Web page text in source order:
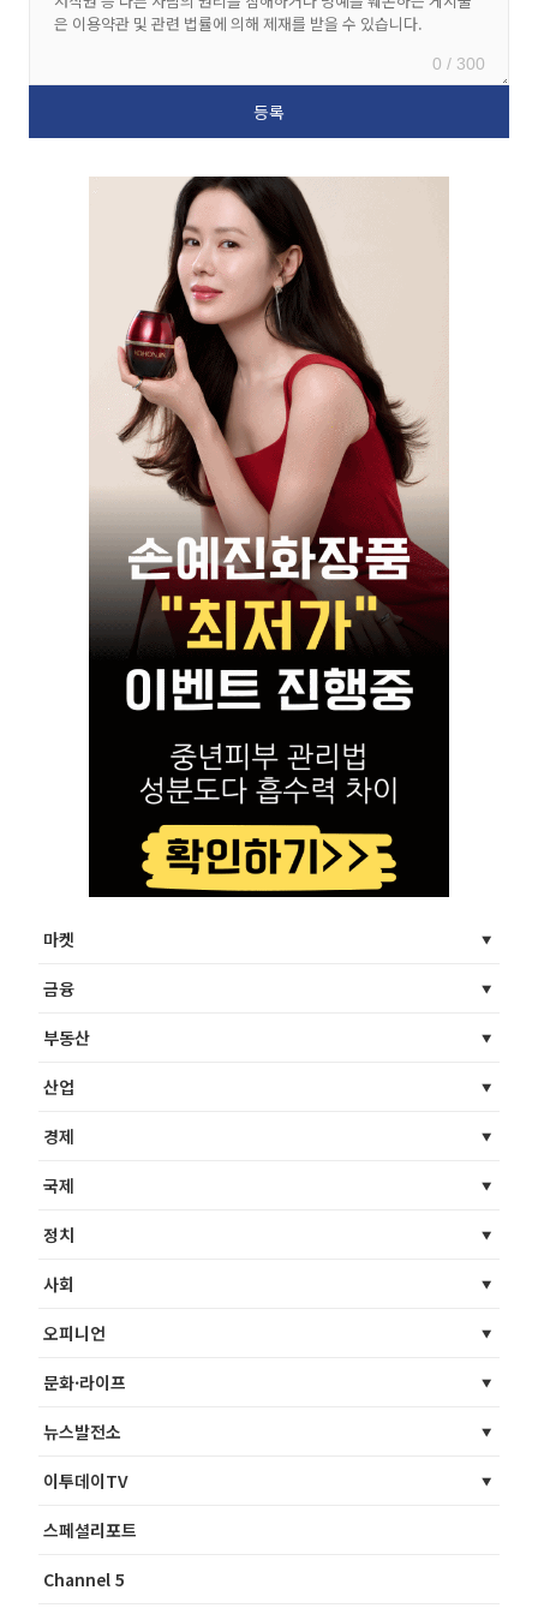
0 / 300
마켓
금융
부동산
산업
경제
국제
정치
사회
오피니언
문화·라이프
뉴스발전소
이투데이TV
스페셜리포트
Channel 5